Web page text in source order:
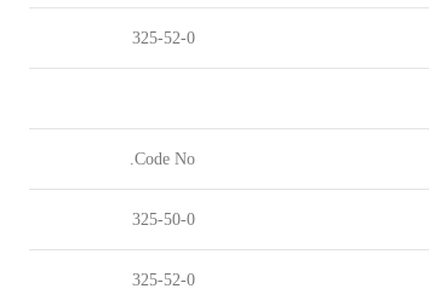
325-52-0
Code No.
325-50-0
325-52-0